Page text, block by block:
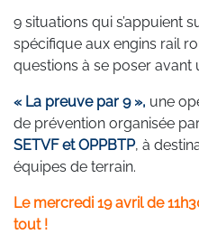
9 situations qui s’appuient
spécifique aux engins rail
questions à se poser avant
« La preuve par 9 », une
de prévention organisée
SETVF et OPPBTP, à
équipes de terrain.
Le mercredi 19 avril de
tout !